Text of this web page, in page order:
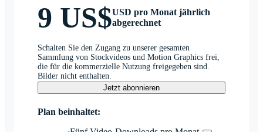
9 US$USD pro Monat jährlich
abgerechnet
Schalten Sie den Zugang zu unserer gesamten
Sammlung von Stockvideos und Motion Graphics frei,
die für die kommerzielle Nutzung freigegeben sind.
Bilder nicht enthalten.
Jetzt abonnieren
Plan beinhaltet: